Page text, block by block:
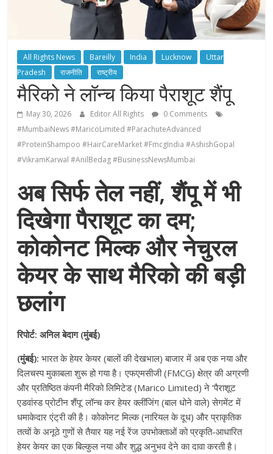
All Rights News Bareilly India Lucknow
Uttar
Pradesh
राजनीति राष्ट्रीय
मैरिको ने लॉन्च किया पैराशूट शैंपू
May 30, 2026 Editor All Rights
0 Comments
#MumbaiNews #MaricoLimited #ParachuteAdvanced
#ProteinShampoo #HairCareMarket #FmcgIndia #AshishGopal
#VikramKarwal #AnilBedag #BusinessNewsMumbai
अब सिर्फ तेल नहीं, शैंपू में भी
दिखेगा पैराशूट का दम;
कोकोनट मिल्क और नेचुरल
केयर के साथ मैरिको की बड़ी
छलांग
रिपोर्ट: अनिल बेदाग (मुंबई)
(मुंबई): भारत के हेयर केयर (बालों की देखभाल) बाजार में अब एक नया और
दिलचस्प मुकाबला शुरू हो गया है। एफएमसीजी (FMCG) क्षेत्र की अग्रणी
और प्रतिष्ठित कंपनी मैरिको लिमिटेड (Marico Limited) ने ‘पैराशूट
एडवांस्ड प्रोटीन शैंपू’ लॉन्च कर हेयर क्लींजिंग (बाल धोने वाले) सेगमेंट में
धमाकेदार एंट्री की है। कोकोनट मिल्क (नारियल के दूध) और प्राकृतिक
तत्वों के अनूठे गुणों से तैयार यह नई रेंज उपभोक्ताओं को प्रकृति-आधारित
हेयर केयर का एक बिल्कुल नया और शुद्ध अनुभव देने का दावा करती है।